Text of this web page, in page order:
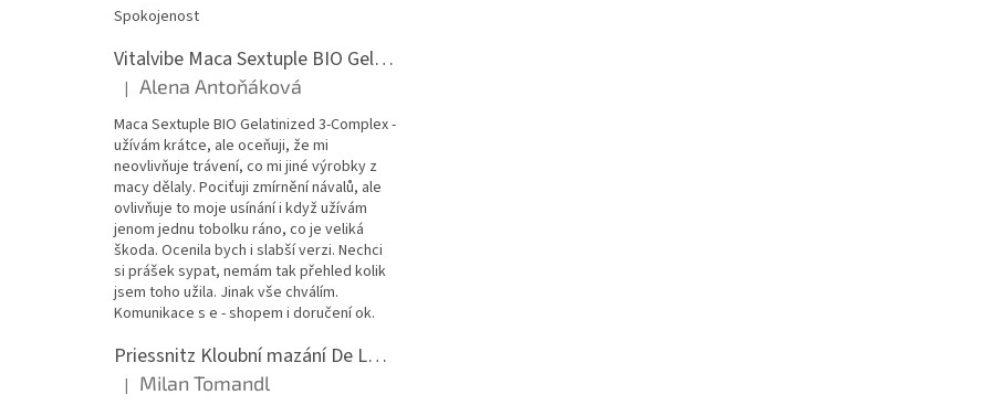
Spokojenost
Vitalvibe Maca Sextuple BIO Gelatinized 3-Complex, 60 kapslí
Hodnocení produktu je 5 z 5 hvězdiček.
| Alena Antoňáková
Maca Sextuple BIO Gelatinized 3-Complex -
užívám krátce, ale oceňuji, že mi
neovlivňuje trávení, co mi jiné výrobky z
macy dělaly. Pociťuji zmírnění návalů, ale
ovlivňuje to moje usínání i když užívám
jenom jednu tobolku ráno, co je veliká
škoda. Ocenila bych i slabší verzi. Nechci
si prášek sypat, nemám tak přehled kolik
jsem toho užila. Jinak vše chválím.
Komunikace s e - shopem i doručení ok.
Priessnitz Kloubní mazání De Luxe, 200ml
Hodnocení produktu je 5 z 5 hvězdiček.
| Milan Tomandl